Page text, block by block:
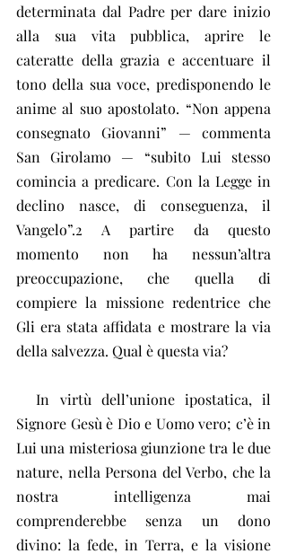
determinata dal Padre per dare inizio
alla sua vita pubblica, aprire le
cateratte della grazia e accentuare il
tono della sua voce, predisponendo le
anime al suo apostolato. “Non appena
consegnato Giovanni” — commenta
San Girolamo — “subito Lui stesso
comincia a predicare. Con la Legge in
declino nasce, di conseguenza, il
Vangelo”.2 A partire da questo
momento non ha nessun’altra
preoccupazione, che quella di
compiere la missione redentrice che
Gli era stata affidata e mostrare la via
della salvezza. Qual è questa via?
  In virtù dell’unione ipostatica, il
Signore Gesù è Dio e Uomo vero; c’è in
Lui una misteriosa giunzione tra le due
nature, nella Persona del Verbo, che la
nostra intelligenza mai
comprenderebbe senza un dono
divino: la fede, in Terra, e la visione